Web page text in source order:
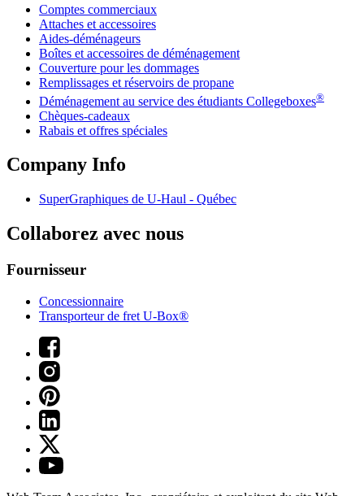
Comptes commerciaux
Attaches et accessoires
Aides-déménageurs
Boîtes et accessoires de déménagement
Couverture pour les dommages
Remplissages et réservoirs de propane
Déménagement au service des étudiants Collegeboxes®
Chèques-cadeaux
Rabais et offres spéciales
Company Info
SuperGraphiques de U-Haul - Québec
Collaborez avec nous
Fournisseur
Concessionnaire
Transporteur de fret U-Box®